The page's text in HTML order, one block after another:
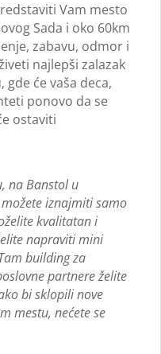
Vam mesto
Sada i oko 60km
zabavu, odmor i
najlepši zalazak
gde će vaša deca,
ponovo da se
ostaviti
na Banstol u
iznajmiti samo
kvalitatan i
napraviti mini
building za
partnere želite
bi sklopili nove
mestu, nećete se